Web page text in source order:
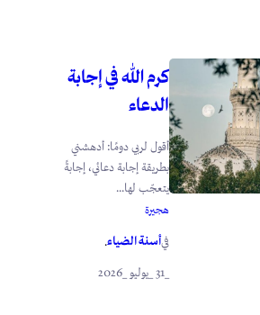
كرم الله في إجابة
الدعاء
أقول لربي دومًا: أدهشني
بطريقة إجابة دعائي، إجابةً
يتعجّب لها...
هجيرة
فيأسنة الضياء.